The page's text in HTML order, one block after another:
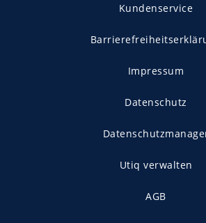
Kundenservice
Impressum
Datenschutz
Utiq verwalten
AGB